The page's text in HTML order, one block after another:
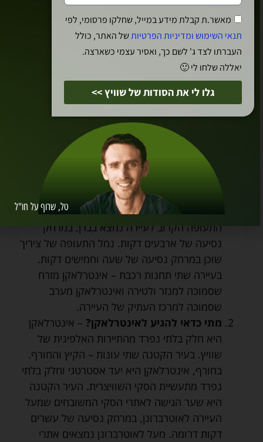
נהר הארה באינטרלאקן
איך להגיע לאינטרלאקן?– אינטרלאקן
ממוקמת במרחק נסיעה של חצי שעה מתון
וחמישים דקות מברן בירת הקונפדרציה. ניתן
להגיע לעיירה גם בהפלגה על קווי המעבורת
שרצים בין שני האגמים (תון וברינץ) וברכבת. נמל
התעופה הקרוב לעיירה נמצא בברן, במרחק
נסיעה של ארבעים דקות. נמל התעופה של ציריך
שוכן במרחק נסיעה של שעה וחמישים דקות.
בעיירה שתי תחנות רכבת – אינטרלאקן מזרח
שסמוכה למנזר ולטירה ואינטרלאקן מערב
שסמוכה למרכז העתיק של העיירה.
מתי כדאי להגיע לאינטרלאקן?– אינטרלאקן
היא חלק בלתי נפרד מהתיירות האלפינית של
שוויץ. בעיר הקטנה שתי עונות – הקיץ והחורף.
בחורף, אינטרלאקן היא יעד אסטרטגי וחלק בלתי
נפרד מתעשיית הסקי השוויצרית. העיר הקטנה
היא שער הגישה לאתרי הסקי המשובחים שמעל
העיירה לאוטרברונן, במרחק נסיעה של עשרים
דקות דרומה. מעל לאוטרברונן נמצאים אתרי
מאשר.ת קבלת מידע במייל, שחלקו פרסומי, לפי
תנאי השימוש ומדיניות הפרטיותשל האתר, כולל
העברתו לצד ג' לשם כך, ואסיר עצמי כשארצה.
יאללה שלחו לי 🙂
גלו לי את הסודות של שוויץ >>
טל, שרוף על חו"ל